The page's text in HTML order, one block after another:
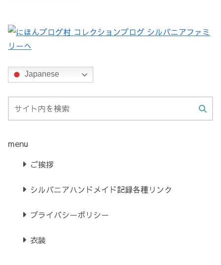
Japanese
menu
ご挨拶
シルバニアハンドメイド記録各種リンク
プライバシーポリシー
衣装